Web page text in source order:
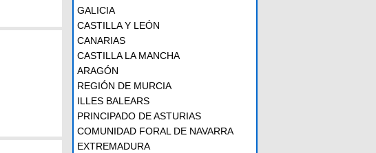
GALICIA
CASTILLA Y LEÓN
CANARIAS
CASTILLA LA MANCHA
ARAGÓN
REGIÓN DE MURCIA
ILLES BALEARS
PRINCIPADO DE ASTURIAS
COMUNIDAD FORAL DE NAVARRA
EXTREMADURA